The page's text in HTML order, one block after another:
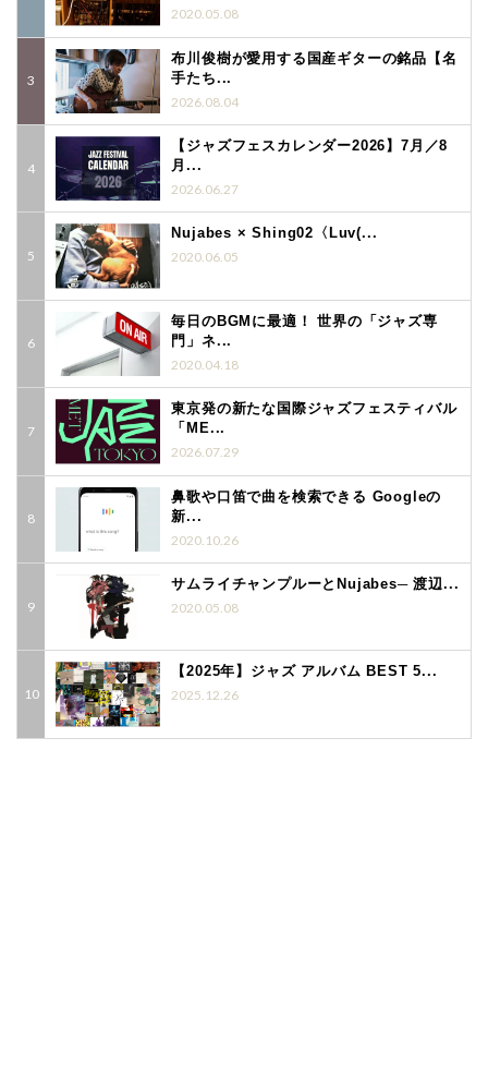
2020.05.08
布川俊樹が愛用する国産ギターの銘品【名
手たち...
2026.08.04
【ジャズフェスカレンダー2026】7月／8
月...
2026.06.27
Nujabes × Shing02〈Luv(...
2020.06.05
毎日のBGMに最適！ 世界の「ジャズ専
門」ネ...
2020.04.18
東京発の新たな国際ジャズフェスティバル
「ME...
2026.07.29
鼻歌や口笛で曲を検索できる Googleの
新...
2020.10.26
サムライチャンプルーとNujabes─ 渡辺...
2020.05.08
【2025年】ジャズ アルバム BEST 5...
2025.12.26